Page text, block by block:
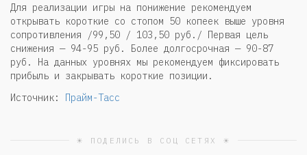
Для реализации игры на понижение рекомендуем
открывать короткие со стопом 50 копеек выше уровня
сопротивления /99,50 / 103,50 руб./ Первая цель
снижения — 94-95 руб. Более долгосрочная — 90-87
руб. На данных уровнях мы рекомендуем фиксировать
прибыль и закрывать короткие позиции.
Источник: Прайм-Тасс
☀ ПОДЕЛИСЬ В СОЦ СЕТЯХ ☀